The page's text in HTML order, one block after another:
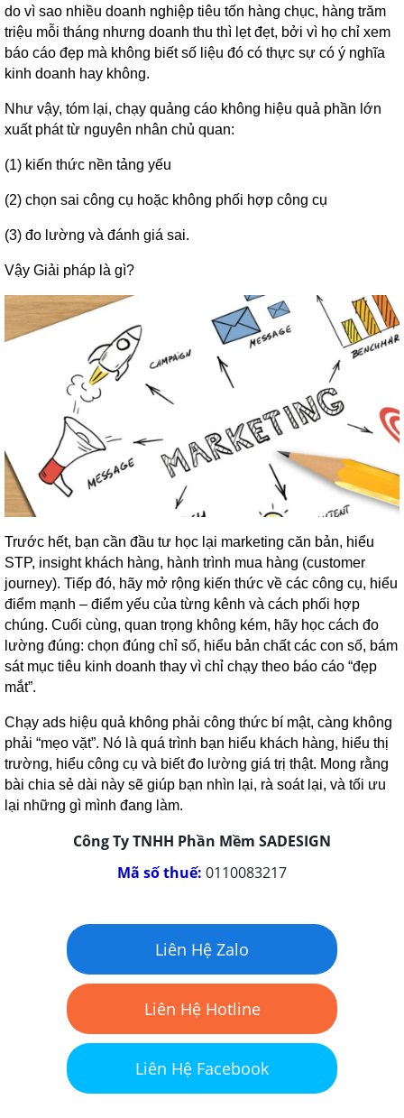
do vì sao nhiều doanh nghiệp tiêu tốn hàng chục, hàng trăm
triệu mỗi tháng nhưng doanh thu thì lẹt đẹt, bởi vì họ chỉ xem
báo cáo đẹp mà không biết số liệu đó có thực sự có ý nghĩa
kinh doanh hay không.
Như vậy, tóm lại, chạy quảng cáo không hiệu quả phần lớn
xuất phát từ nguyên nhân chủ quan:
(1) kiến thức nền tảng yếu
(2) chọn sai công cụ hoặc không phối hợp công cụ
(3) đo lường và đánh giá sai.
Vậy Giải pháp là gì?
Trước hết, bạn cần đầu tư học lại marketing căn bản, hiểu
STP, insight khách hàng, hành trình mua hàng (customer
journey). Tiếp đó, hãy mở rộng kiến thức về các công cụ, hiểu
điểm mạnh – điểm yếu của từng kênh và cách phối hợp
chúng. Cuối cùng, quan trọng không kém, hãy học cách đo
lường đúng: chọn đúng chỉ số, hiểu bản chất các con số, bám
sát mục tiêu kinh doanh thay vì chỉ chạy theo báo cáo “đẹp
mắt”.
Chạy ads hiệu quả không phải công thức bí mật, càng không
phải “mẹo vặt”. Nó là quá trình bạn hiểu khách hàng, hiểu thị
trường, hiểu công cụ và biết đo lường giá trị thật. Mong rằng
bài chia sẻ dài này sẽ giúp bạn nhìn lại, rà soát lại, và tối ưu
lại những gì mình đang làm.
Công Ty TNHH Phần Mềm SADESIGN
Mã số thuế: 0110083217
Liên Hệ Zalo
Liên Hệ Hotline
Liên Hệ Facebook